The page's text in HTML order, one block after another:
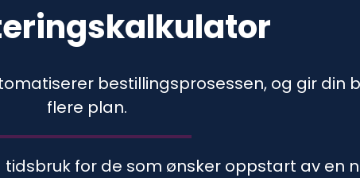
bestillingsprosessen, og gir din
flere plan.
for de som ønsker oppstart av en